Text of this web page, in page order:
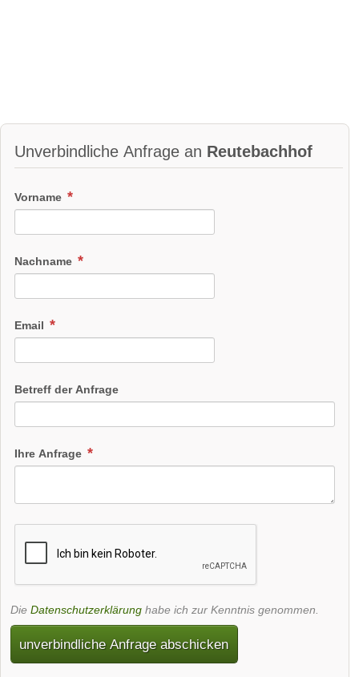
Unverbindliche Anfrage an Reutebachhof
Vorname
Nachname
Email
Betreff der Anfrage
Ihre Anfrage
Die Datenschutzerklärung habe ich zur Kenntnis genommen.
unverbindliche Anfrage abschicken